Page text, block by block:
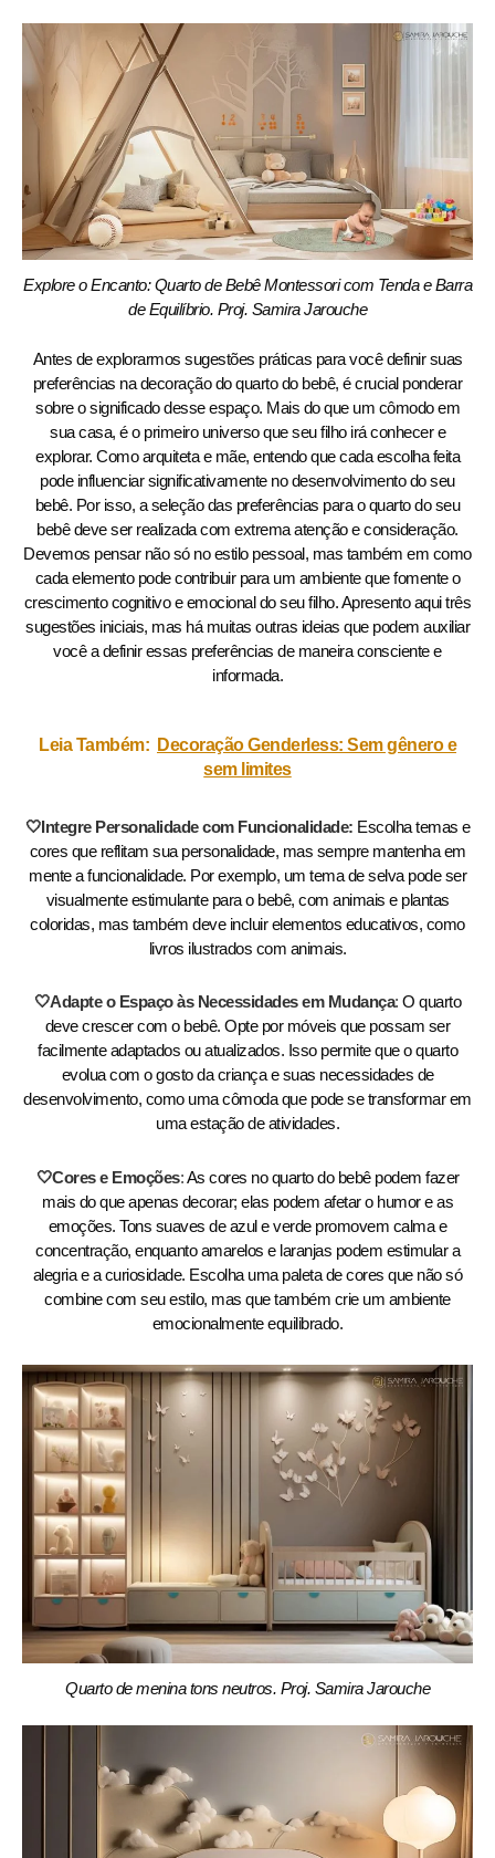
Explore o Encanto: Quarto de Bebê Montessori com Tenda e Barra
de Equilíbrio. Proj. Samira Jarouche
Antes de explorarmos sugestões práticas para você definir suas
preferências na decoração do quarto do bebê, é crucial ponderar
sobre o significado desse espaço. Mais do que um cômodo em
sua casa, é o primeiro universo que seu filho irá conhecer e
explorar. Como arquiteta e mãe, entendo que cada escolha feita
pode influenciar significativamente no desenvolvimento do seu
bebê. Por isso, a seleção das preferências para o quarto do seu
bebê deve ser realizada com extrema atenção e consideração.
Devemos pensar não só no estilo pessoal, mas também em como
cada elemento pode contribuir para um ambiente que fomente o
crescimento cognitivo e emocional do seu filho. Apresento aqui três
sugestões iniciais, mas há muitas outras ideias que podem auxiliar
você a definir essas preferências de maneira consciente e
informada.
Leia Também: Decoração Genderless: Sem gênero e
sem limites
🤍Integre Personalidade com Funcionalidade: Escolha temas e
cores que reflitam sua personalidade, mas sempre mantenha em
mente a funcionalidade. Por exemplo, um tema de selva pode ser
visualmente estimulante para o bebê, com animais e plantas
coloridas, mas também deve incluir elementos educativos, como
livros ilustrados com animais.
🤍Adapte o Espaço às Necessidades em Mudança: O quarto
deve crescer com o bebê. Opte por móveis que possam ser
facilmente adaptados ou atualizados. Isso permite que o quarto
evolua com o gosto da criança e suas necessidades de
desenvolvimento, como uma cômoda que pode se transformar em
uma estação de atividades.
🤍Cores e Emoções:As cores no quarto do bebê podem fazer
mais do que apenas decorar; elas podem afetar o humor e as
emoções. Tons suaves de azul e verde promovem calma e
concentração, enquanto amarelos e laranjas podem estimular a
alegria e a curiosidade. Escolha uma paleta de cores que não só
combine com seu estilo, mas que também crie um ambiente
emocionalmente equilibrado.
Quarto de menina tons neutros. Proj. Samira Jarouche